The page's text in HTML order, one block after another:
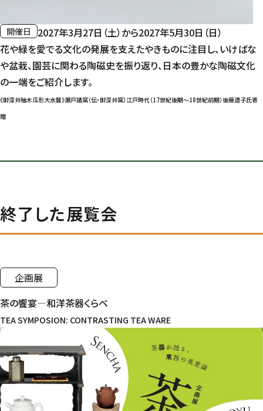
開催日
2027年3月27日（土）から2027年5月30日（日）
花や緑を愛でる文化の発展を支えたやきものに注目し、いけばな
や盆栽、園芸に関わる陶磁史を振り返り、日本の豊かな陶磁文化
の一端をご紹介します。
《御深井釉木瓜形大水盤》瀬戸諸窯（伝・御深井窯）江戸時代（17世紀後期～18世紀前期）後藤道子氏寄
贈
終了した展覧会
企画展
茶の饗宴―和洋茶器くらべ
TEA SYMPOSION: CONTRASTING TEA WARE